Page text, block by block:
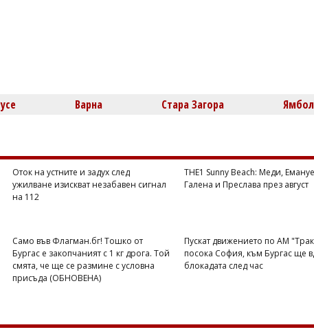
Варна Стара Загора Ямбол
Оток на устните и задух след
ужилване изискват незабавен сигнал
на 112
THE1 Sunny Beach: Меди,
Галена и Преслава през август
Само във Флагман.бг! Тошко от
Бургас е закопчаният с 1 кг дрога. Той
смята, че ще се размине с условна
присъда (ОБНОВЕНА)
Пускат движението по АМ
посока София, към Бургас ще
блокадата след час